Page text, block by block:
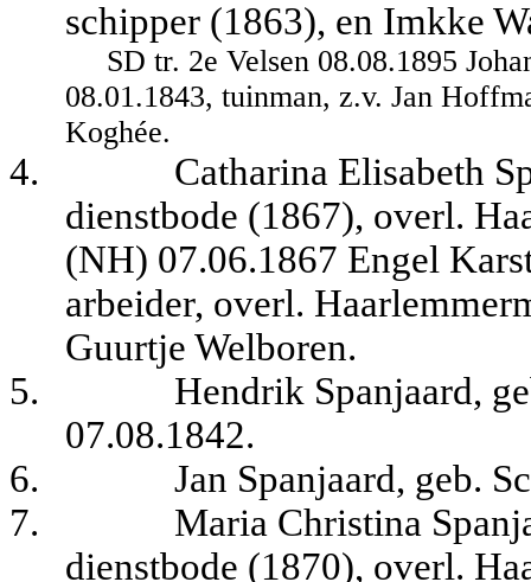
schipper (1863), en Imkke
SD tr. 2e Velsen 08.08.1895
08.01.1843, tuinman, z.v. Jan
Koghée.
4.
Catharina Elisabeth
dienstbode (1867), overl.
(NH) 07.06.1867 Engel
arbeider, overl.
Guurtje Welboren.
5.
Hendrik Spanjaard,
07.08.1842.
6.
Jan Spanjaard, geb.
7.
Maria Christina
dienstbode (1870), overl.